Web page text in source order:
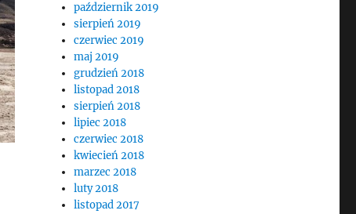
październik 2019
sierpień 2019
czerwiec 2019
maj 2019
grudzień 2018
listopad 2018
sierpień 2018
lipiec 2018
czerwiec 2018
kwiecień 2018
marzec 2018
luty 2018
listopad 2017